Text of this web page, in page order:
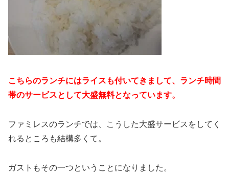
こちらのランチにはライスも付いてきまして、ランチ時間
帯のサービスとして大盛無料となっています。
ファミレスのランチでは、こうした大盛サービスをしてく
れるところも結構多くて。
ガストもその一つということになりました。